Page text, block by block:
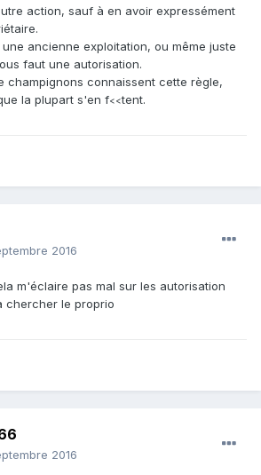
action, sauf à en avoir expressément
ancienne exploitation, ou même juste
faut une autorisation.
champignons connaissent cette règle,
la plupart s'en f<<tent.
2016
m'éclaire pas mal sur les autorisation
chercher le proprio
2016